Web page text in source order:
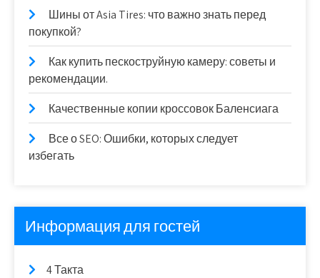
Шины от Asia Tires: что важно знать перед
покупкой?
Как купить пескоструйную камеру: советы и
рекомендации.
Качественные копии кроссовок Баленсиага
Все о SEO: Ошибки, которых следует
избегать
Информация для гостей
4 Такта